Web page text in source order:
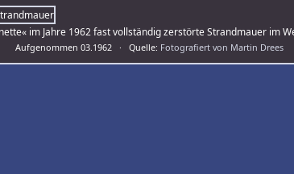
im Jahre 1962 fast vollständig zerstörte Strandmauer im
Aufgenommen 03.1962 · Quelle: Fotografiert von Martin Drees